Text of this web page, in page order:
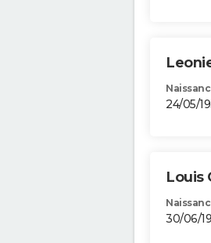
24/05/
Louis
30/06/